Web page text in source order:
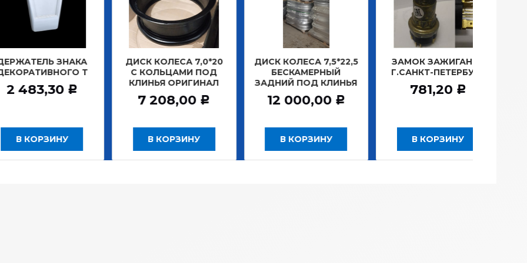
ЗНАКА
Т
Р
КОРЗИНУ
ДИСК КОЛЕСА 7,0*20
С КОЛЬЦАМИ ПОД
КЛИНЬЯ ОРИГИНАЛ
7 208,00 Р
В КОРЗИНУ
ДИСК КОЛЕСА 7,5*22,5
БЕСКАМЕРНЫЙ
ЗАДНИЙ ПОД КЛИНЬЯ
12 000,00 Р
В КОРЗИНУ
ЗАМОК ЗАЖИГАНИЯ
Г.САНКТ-ПЕТЕРБУРГ
781,20 Р
В КОРЗИНУ